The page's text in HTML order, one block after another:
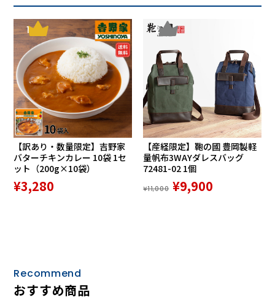
1
【訳あり・数量限定】吉野家
バターチキンカレー 10袋 1セ
ット（200g×10袋）
¥3,280
2
【産経限定】鞄の國 豊岡製軽
量帆布3WAYダレスバッグ
72481-02 1個
¥11,000 ¥9,900
Recommend
おすすめ商品